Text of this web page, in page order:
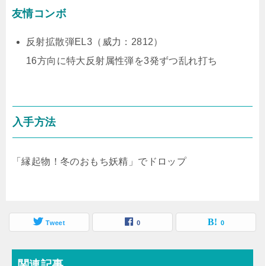
友情コンボ
反射拡散弾EL3（威力：2812）
16方向に特大反射属性弾を3発ずつ乱れ打ち
入手方法
「縁起物！冬のおもち妖精」でドロップ
Tweet 0 0